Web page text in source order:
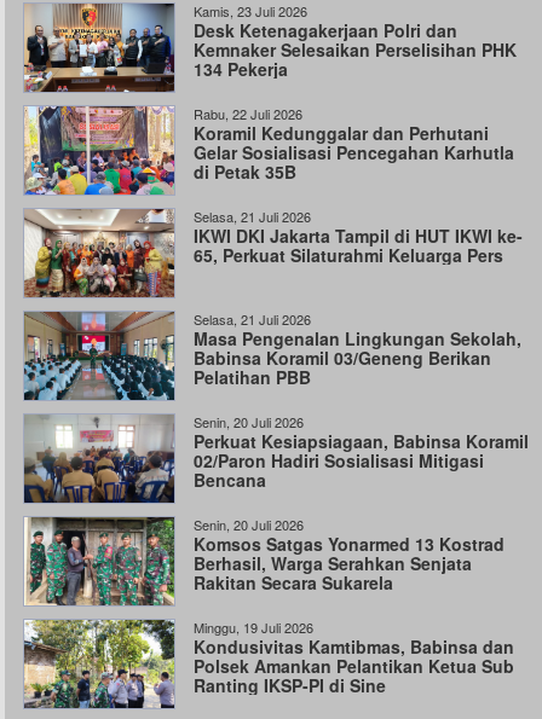
Kamis, 23 Juli 2026
Desk Ketenagakerjaan Polri dan
Kemnaker Selesaikan Perselisihan PHK
134 Pekerja
Rabu, 22 Juli 2026
Koramil Kedunggalar dan Perhutani
Gelar Sosialisasi Pencegahan Karhutla
di Petak 35B
Selasa, 21 Juli 2026
IKWI DKI Jakarta Tampil di HUT IKWI ke-
65, Perkuat Silaturahmi Keluarga Pers
Selasa, 21 Juli 2026
Masa Pengenalan Lingkungan Sekolah,
Babinsa Koramil 03/Geneng Berikan
Pelatihan PBB
Senin, 20 Juli 2026
Perkuat Kesiapsiagaan, Babinsa Koramil
02/Paron Hadiri Sosialisasi Mitigasi
Bencana
Senin, 20 Juli 2026
Komsos Satgas Yonarmed 13 Kostrad
Berhasil, Warga Serahkan Senjata
Rakitan Secara Sukarela
Minggu, 19 Juli 2026
Kondusivitas Kamtibmas, Babinsa dan
Polsek Amankan Pelantikan Ketua Sub
Ranting IKSP-PI di Sine